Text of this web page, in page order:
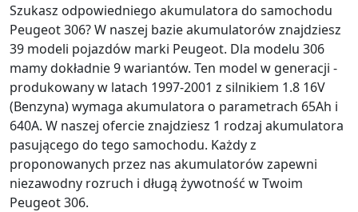
Szukasz odpowiedniego akumulatora do samochodu
Peugeot 306? W naszej bazie akumulatorów znajdziesz
39 modeli pojazdów marki Peugeot. Dla modelu 306
mamy dokładnie 9 wariantów. Ten model w generacji -
produkowany w latach 1997-2001 z silnikiem 1.8 16V
(Benzyna) wymaga akumulatora o parametrach 65Ah i
640A. W naszej ofercie znajdziesz 1 rodzaj akumulatora
pasującego do tego samochodu. Każdy z
proponowanych przez nas akumulatorów zapewni
niezawodny rozruch i długą żywotność w Twoim
Peugeot 306.